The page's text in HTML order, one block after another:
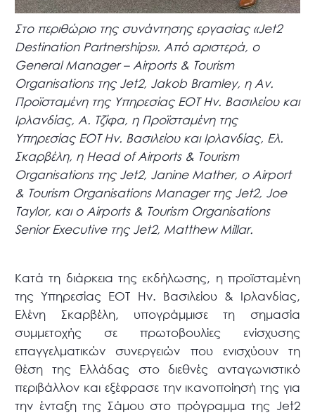
Στο περιθώριο της συνάντησης εργασίας «Jet2
Destination Partnerships». Από αριστερά, ο
General Manager – Airports & Tourism
Organisations της Jet2, Jakob Bramley, η Αν.
Προϊσταμένη της Υπηρεσίας ΕΟΤ Ην. Βασιλείου και
Ιρλανδίας, A. Τζίφα, η Προϊσταμένη της
Υπηρεσίας ΕΟΤ Ην. Βασιλείου και Ιρλανδίας, Ελ.
Σκαρβέλη, η Head of Airports & Tourism
Organisations της Jet2, Janine Mather, ο Airport
& Tourism Organisations Manager της Jet2, Joe
Taylor, και ο Airports & Tourism Organisations
Senior Executive της Jet2, Matthew Millar.
Κατά τη διάρκεια της εκδήλωσης, η προϊσταμένη
της Υπηρεσίας ΕΟΤ Ην. Βασιλείου & Ιρλανδίας,
Ελένη Σκαρβέλη, υπογράμμισε τη σημασία
συμμετοχής σε πρωτοβουλίες ενίσχυσης
επαγγελματικών συνεργειών που ενισχύουν τη
θέση της Ελλάδας στο διεθνές ανταγωνιστικό
περιβάλλον και εξέφρασε την ικανοποίησή της για
την ένταξη της Σάμου στο πρόγραμμα της Jet2